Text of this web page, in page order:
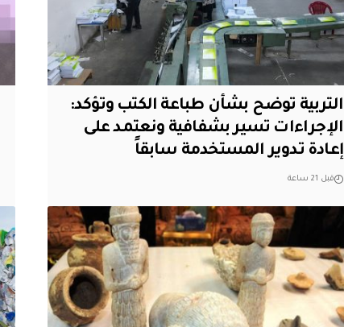
التربية توضح بشأن طباعة الكتب وتؤكد:
الإجراءات تسير بشفافية ونعتمد على
إعادة تدوير المستخدمة سابقاً
قبل 21 ساعة